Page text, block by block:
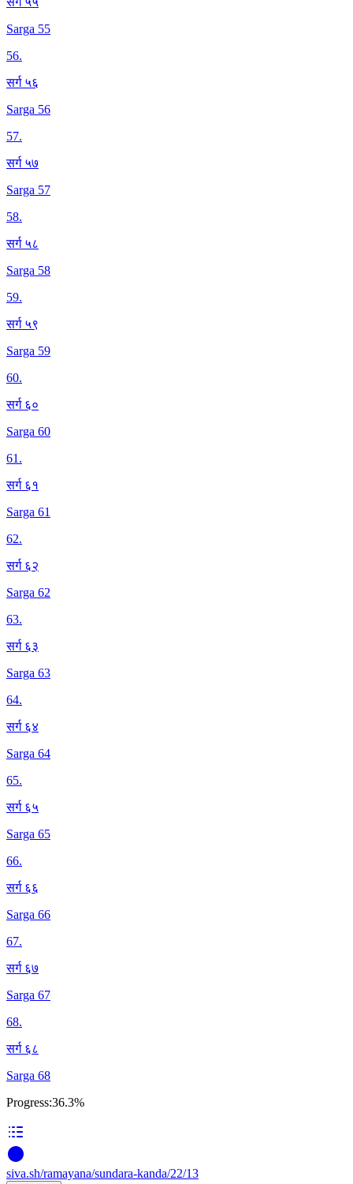
Sarga 55
56.
सर्ग ५६
Sarga 56
57.
सर्ग ५७
Sarga 57
58.
सर्ग ५८
Sarga 58
59.
सर्ग ५९
Sarga 59
60.
सर्ग ६०
Sarga 60
61.
सर्ग ६१
Sarga 61
62.
सर्ग ६२
Sarga 62
63.
सर्ग ६३
Sarga 63
64.
सर्ग ६४
Sarga 64
65.
सर्ग ६५
Sarga 65
66.
सर्ग ६६
Sarga 66
67.
सर्ग ६७
Sarga 67
68.
सर्ग ६८
Sarga 68
Progress:36.3%
siva.sh/ramayana/sundara-kanda/22/13